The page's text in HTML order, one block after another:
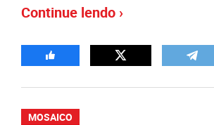
Continue lendo ›
MOSAICO